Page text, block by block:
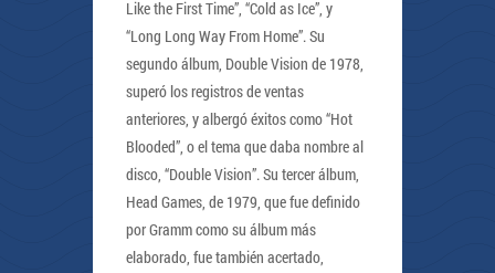
Like the First Time”, “Cold as Ice”, y
“Long Long Way From Home”. Su
segundo álbum, Double Vision de 1978,
superó los registros de ventas
anteriores, y albergó éxitos como “Hot
Blooded”, o el tema que daba nombre al
disco, “Double Vision”. Su tercer álbum,
Head Games, de 1979, que fue definido
por Gramm como su álbum más
elaborado, fue también acertado,